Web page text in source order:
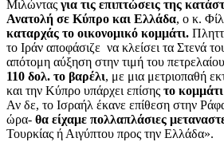
Μιλώντας για τις επιπτώσεις της
Ανατολή σε Κύπρο και Ελλάδα, ο κ.
καταρχάς το οικονομικό κομμάτι.
το Ιράν αποφάσιζε να κλείσει τα Στενά
απότομη αύξηση στην τιμή του
110 δολ. το βαρέλι, με μια μετριοπαθή
και την Κύπρο υπάρχει επίσης το
Αν δε, το Ισραήλ έκανε επίθεση στην
ώρα- θα είχαμε πολλαπλάσιες
Τουρκίας ή Αιγύπτου προς την Ελλάδα».